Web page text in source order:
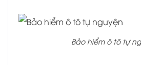
Bảo hiểm ô tô tự